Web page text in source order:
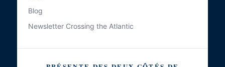
Blog
Newsletter Crossing the Atlantic